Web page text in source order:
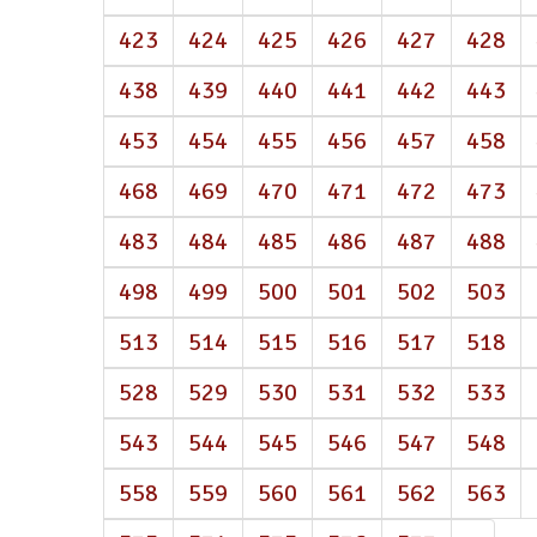
423
424 425 426 427 428
438
439 440 441 442 443
453
454 455 456 457 458
468
469 470 471 472 473
483
484 485 486 487 488
498
499 500 501 502 503
513
514 515 516 517 518
528
529 530 531 532 533
543
544 545 546 547 548
558
559 560 561 562 563